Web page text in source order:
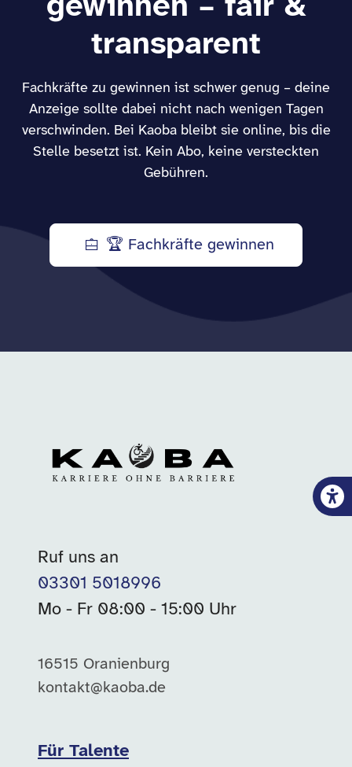
gewinnen – fair &
transparent
Fachkräfte zu gewinnen ist schwer genug – deine
Anzeige sollte dabei nicht nach wenigen Tagen
verschwinden. Bei Kaoba bleibt sie online, bis die
Stelle besetzt ist. Kein Abo, keine versteckten
Gebühren.
🏆 Fachkräfte gewinnen
Ruf uns an
03301 5018996
Mo - Fr 08:00 - 15:00 Uhr
16515 Oranienburg
kontakt@kaoba.de
Für Talente